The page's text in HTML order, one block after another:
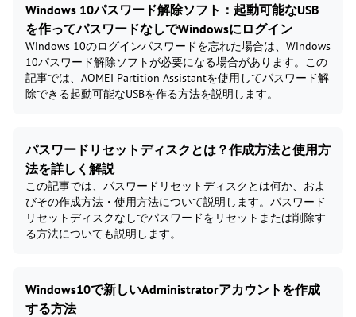
Windows 10パスワード解除ソフト：起動可能なUSB
を作ってパスワードなしでWindowsにログイン
Windows 10のログインパスワードを忘れた場合は、Windows
10パスワード解除ソフトが必要になる場合があります。この
記事では、AOMEI Partition Assistantを使用してパスワード解
除できる起動可能なUSBを作る方法を説明します。
パスワードリセットディスクとは？作成方法と使用方
法を詳しく解説
この記事では、パスワードリセットディスクとは何か、およ
びその作成方法・使用方法について説明します。パスワード
リセットディスクなしでパスワードをリセットまたは削除す
る方法についても説明します。
Windows10で新しいAdministratorアカウントを作成
する方法